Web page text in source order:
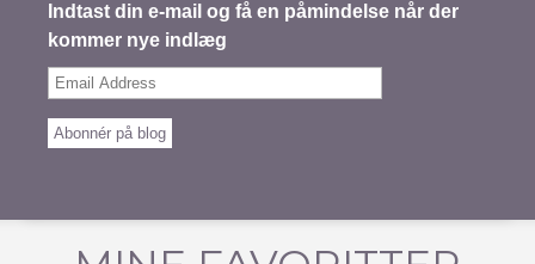
Indtast din e-mail og få en påmindelse når der
kommer nye indlæg
Email
Abonnér på blog